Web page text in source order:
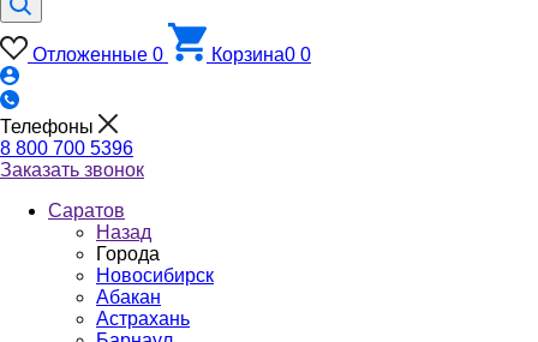
Отложенные 0 Корзина0 0
Телефоны
8 800 700 5396
Заказать звонок
Саратов
Назад
Города
Новосибирск
Абакан
Астрахань